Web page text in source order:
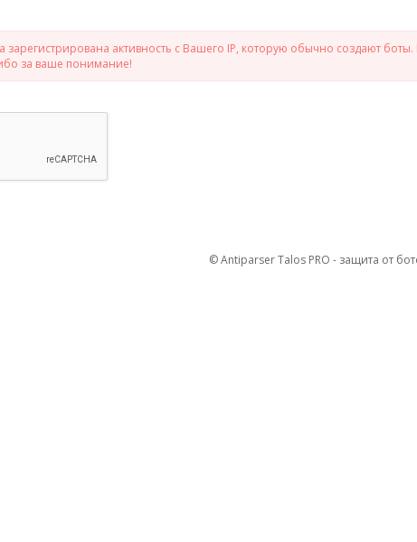
активность с Вашего IP, которую обычно создают
за ваше понимание!
© Antiparser Talos PRO - защита от